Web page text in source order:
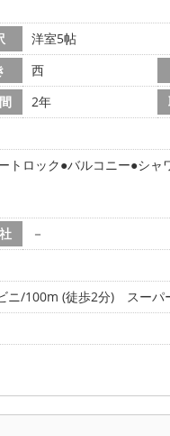
洋室5帖
西
2年
トロック バルコニー シャ
－
ニ/100m (徒歩2分)
スーパ